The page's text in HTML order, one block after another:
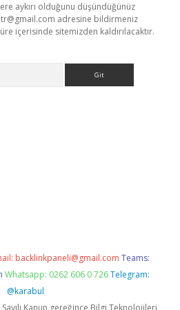
aykırı olduğunu düşündüğünüz
adresine bildirmeniz
içerisinde sitemizden kaldırılacaktır.
backlinkpaneli@gmail.com Teams:
Whatsapp: 0262 606 0 726 Telegram:
@karabul
Kanun gereğince Bilgi Teknolojileri